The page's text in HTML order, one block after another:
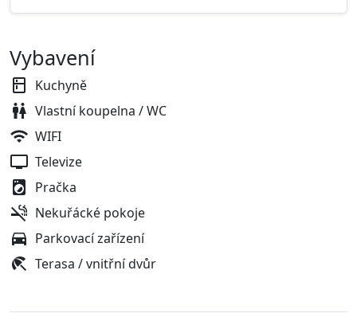
Vybavení
Kuchyně
Vlastní koupelna / WC
WIFI
Televize
Pračka
Nekuřácké pokoje
Parkovací zařízení
Terasa / vnitřní dvůr